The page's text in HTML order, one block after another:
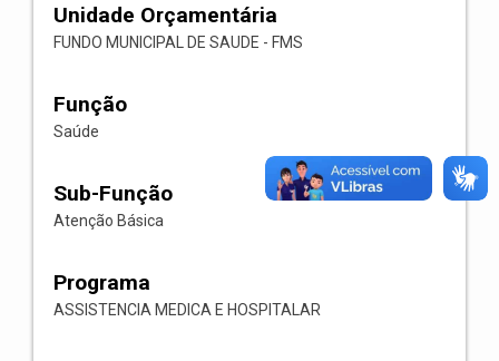
Unidade Orçamentária
FUNDO MUNICIPAL DE SAUDE - FMS
Função
Saúde
Sub-Função
Atenção Básica
Programa
ASSISTENCIA MEDICA E HOSPITALAR